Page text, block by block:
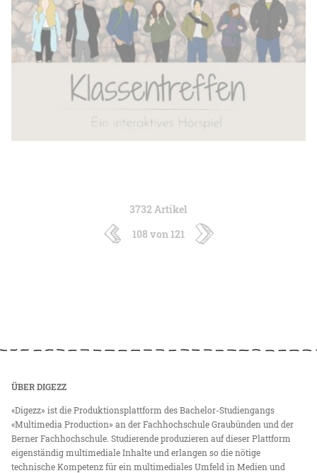
3732 Artikel
108 von 121
ÜBER DIGEZZ
«Digezz» ist die Produktionsplattform des Bachelor-Studiengangs
«Multimedia Production» an der Fachhochschule Graubünden und der
Berner Fachhochschule. Studierende produzieren auf dieser Plattform
eigenständig multimediale Inhalte und erlangen so die nötige
technische Kompetenz für ein multimediales Umfeld in Medien und